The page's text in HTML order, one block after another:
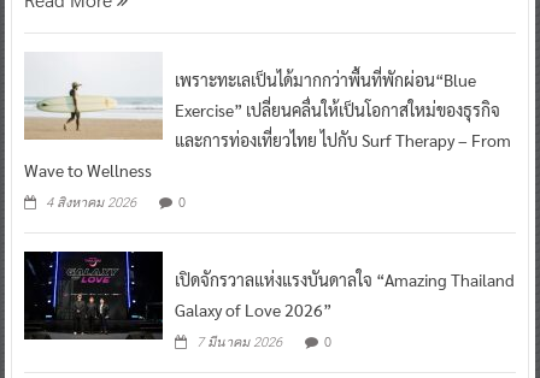
เพราะทะเลเป็นได้มากกว่าพื้นที่พักผ่อน“Blue
Exercise” เปลี่ยนคลื่นให้เป็นโอกาสใหม่ของธุรกิจ
และการท่องเที่ยวไทย ไปกับ Surf Therapy – From
Wave to Wellness
4 สิงหาคม 2026 0
เปิดจักรวาลแห่งแรงบันดาลใจ “Amazing Thailand
Galaxy of Love 2026”
7 มีนาคม 2026 0